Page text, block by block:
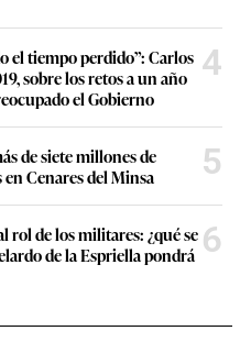
el tiempo perdido”: Carlos
sobre los retos a un año
el Gobierno
4
de siete millones de
Cenares del Minsa
5
rol de los militares: ¿qué se
de la Espriella pondrá 6